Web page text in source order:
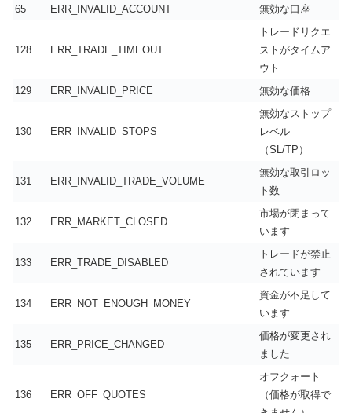
65
ERR_INVALID_ACCOUNT 無効な口座
128 ERR_TRADE_TIMEOUT
トレードリクエ
ストがタイムア
ウト
129
ERR_INVALID_PRICE 無効な価格
130 ERR_INVALID_STOPS
無効なストップ
レベル
（SL/TP）
131 ERR_INVALID_TRADE_VOLUME
無効な取引ロッ
ト数
132 ERR_MARKET_CLOSED
市場が閉まって
います
133 ERR_TRADE_DISABLED
トレードが禁止
されています
134 ERR_NOT_ENOUGH_MONEY
資金が不足して
います
135 ERR_PRICE_CHANGED
価格が変更され
ました
136 ERR_OFF_QUOTES
オフクォート
（価格が取得で